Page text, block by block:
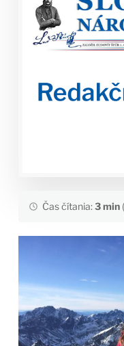
Čas čítania:3 min